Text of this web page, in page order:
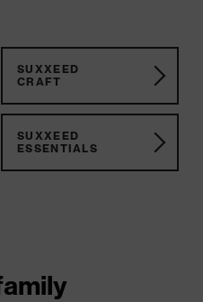
SUXXEED
CRAFT
SUXXEED
ESSENTIALS